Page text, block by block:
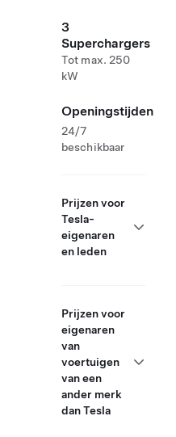
3
Superchargers
Tot max. 250
kW
Openingstijden
24/7
beschikbaar
Prijzen voor
Tesla-
eigenaren
en leden
Prijzen voor
eigenaren
van
voertuigen
van een
ander merk
dan Tesla